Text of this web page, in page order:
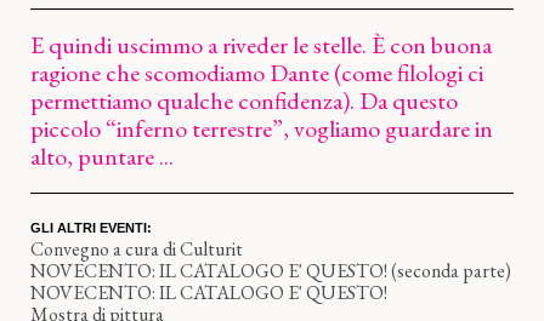
E quindi uscimmo a riveder le stelle. È con buona
ragione che scomodiamo Dante (come filologi ci
permettiamo qualche confidenza). Da questo
piccolo “inferno terrestre”, vogliamo guardare in
alto, puntare ...
GLI ALTRI EVENTI:
Convegno a cura di Culturit
NOVECENTO: IL CATALOGO E' QUESTO! (seconda parte)
NOVECENTO: IL CATALOGO E' QUESTO!
Mostra di pittura